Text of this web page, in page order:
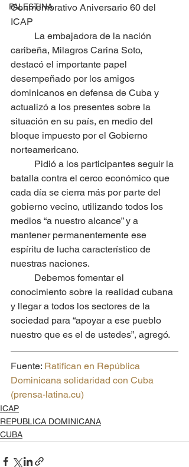
PALESTINA
Conmemorativo Aniversario 60 del
ICAP
caribeña, Milagros Carina Soto,
destacó el importante papel
desempeñado por los amigos
dominicanos en defensa de Cuba y
actualizó a los presentes sobre la
situación en su país, en medio del
bloque impuesto por el Gobierno
norteamericano.
batalla contra el cerco económico que
cada día se cierra más por parte del
gobierno vecino, utilizando todos los
medios “a nuestro alcance” y a
mantener permanentemente ese
espíritu de lucha característico de
nuestras naciones.
conocimiento sobre la realidad cubana
y llegar a todos los sectores de la
sociedad para “apoyar a ese pueblo
nuestro que es el de ustedes”, agregó.
Fuente: Ratifican en República
Dominicana solidaridad con Cuba
(prensa-latina.cu)
ICAP
REPUBLICA DOMINICANA
CUBA